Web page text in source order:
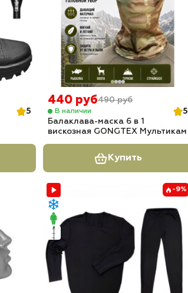
5
440 руб490 руб
В наличии
5
Балаклава-маска 6 в 1
вискозная GONGTEX Мультикам
Купить
-9%